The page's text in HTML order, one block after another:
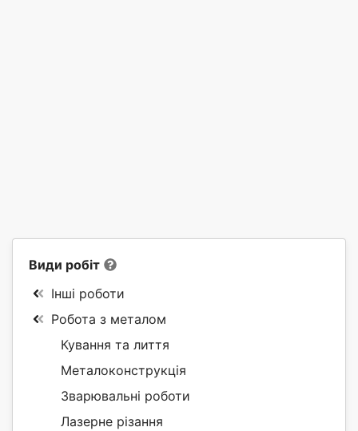
Види робіт
Інші роботи
Робота з металом
Кування та лиття
Металоконструкція
Зварювальні роботи
Лазерне різання